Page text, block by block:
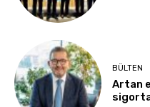
BÜLTEN
Artan